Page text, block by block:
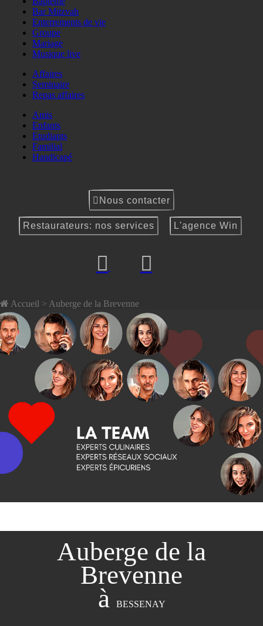
Bar Mitzvah
Enterrements de vie
Groupe
Mariage
Musique live
Affaires
Seminaire
Repas affaires
Amis
Enfants
Etudiants
Familial
Handicapé
Nous contacter
Restaurateurs: nos services L'agence Win
Accueil > Auberge de la Brevenne
Auberge de la
Brevenne
à
BESSENAY